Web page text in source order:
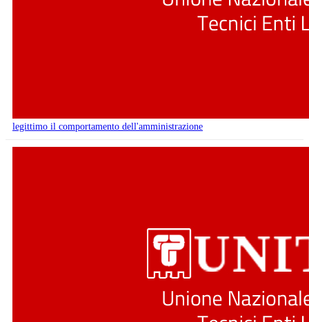
legittimo il comportamento dell'amministrazione